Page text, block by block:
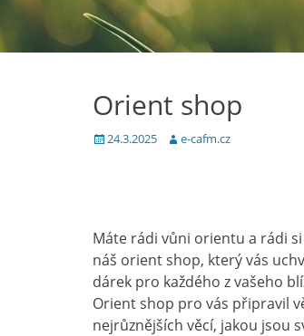
Orient shop
Posted
24.3.2025 Author
e-cafm.cz
Máte rádi vůni orientu a rádi
náš orient shop, který vás
dárek pro každého z vašeho
Orient shop pro vás připravil
nejrůznějších věcí, jakou jsou